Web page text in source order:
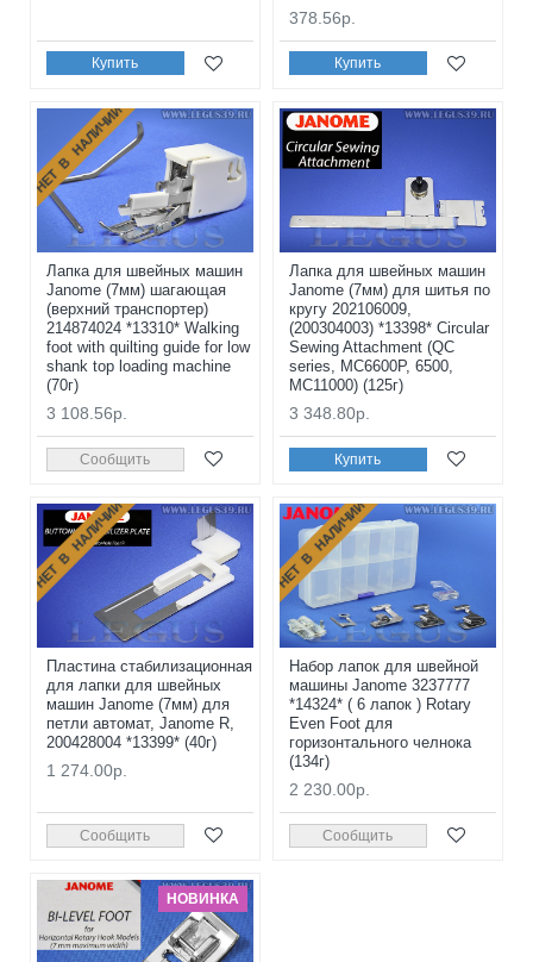
Купить
378.56р.
Купить
НЕТ В НАЛИЧИИ
Лапка для швейных машин
Janome (7мм) шагающая
(верхний транспортер)
214874024 *13310* Walking
foot with quilting guide for low
shank top loading machine
(70г)
3 108.56р.
Сообщить
Лапка для швейных машин
Janome (7мм) для шитья по
кругу 202106009,
(200304003) *13398* Circular
Sewing Attachment (QC
series, MC6600P, 6500,
MC11000) (125г)
3 348.80р.
Купить
НЕТ В НАЛИЧИИ
Пластина стабилизационная
для лапки для швейных
машин Janome (7мм) для
петли автомат, Janome R,
200428004 *13399* (40г)
1 274.00р.
Сообщить
НЕТ В НАЛИЧИИ
Набор лапок для швейной
машины Janome 3237777
*14324* ( 6 лапок ) Rotary
Even Foot для
горизонтального челнока
(134г)
2 230.00р.
Сообщить
НОВИНКА